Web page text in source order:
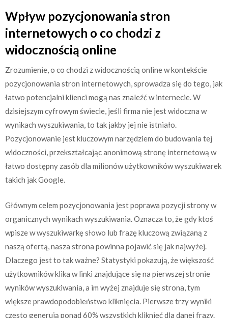
Wpływ pozycjonowania stron
internetowych o co chodzi z
widocznością online
Zrozumienie, o co chodzi z widocznością online w kontekście
pozycjonowania stron internetowych, sprowadza się do tego, jak
łatwo potencjalni klienci mogą nas znaleźć w internecie. W
dzisiejszym cyfrowym świecie, jeśli firma nie jest widoczna w
wynikach wyszukiwania, to tak jakby jej nie istniało.
Pozycjonowanie jest kluczowym narzędziem do budowania tej
widoczności, przekształcając anonimową stronę internetową w
łatwo dostępny zasób dla milionów użytkowników wyszukiwarek
takich jak Google.
Głównym celem pozycjonowania jest poprawa pozycji strony w
organicznych wynikach wyszukiwania. Oznacza to, że gdy ktoś
wpisze w wyszukiwarkę słowo lub frazę kluczową związaną z
naszą ofertą, nasza strona powinna pojawić się jak najwyżej.
Dlaczego jest to tak ważne? Statystyki pokazują, że większość
użytkowników klika w linki znajdujące się na pierwszej stronie
wyników wyszukiwania, a im wyżej znajduje się strona, tym
większe prawdopodobieństwo kliknięcia. Pierwsze trzy wyniki
często generują ponad 60% wszystkich kliknięć dla danej frazy.